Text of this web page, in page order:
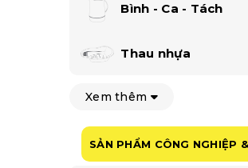
Bình - Ca - Tách
Thau nhựa
Xem thêm
SẢN PHẨM CÔNG NGHIỆP